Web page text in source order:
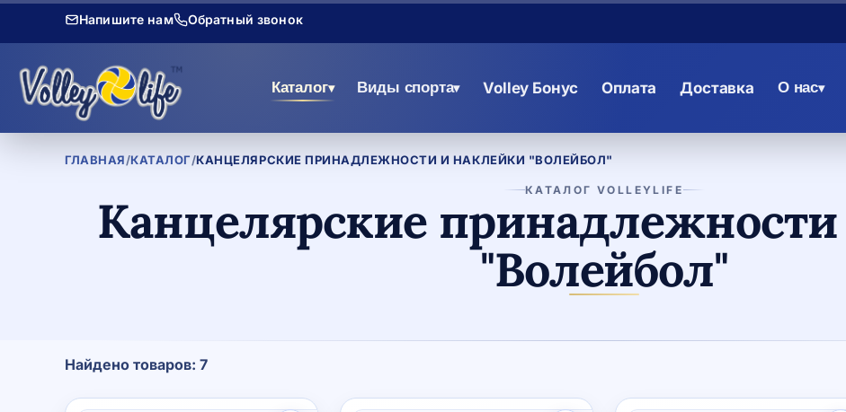
Напишите нам Обратный звонок
Каталог▾ Виды спорта▾ Volley Бонус Оплата Доставка О нас▾
ГЛАВНАЯ/КАТАЛОГ/КАНЦЕЛЯРСКИЕ ПРИНАДЛЕЖНОСТИ И НАКЛЕЙКИ "ВОЛЕЙБОЛ"
КАТАЛОГ VOLLEYLIFE
Канцелярские
"Волейбол"
Найдено товаров: 7